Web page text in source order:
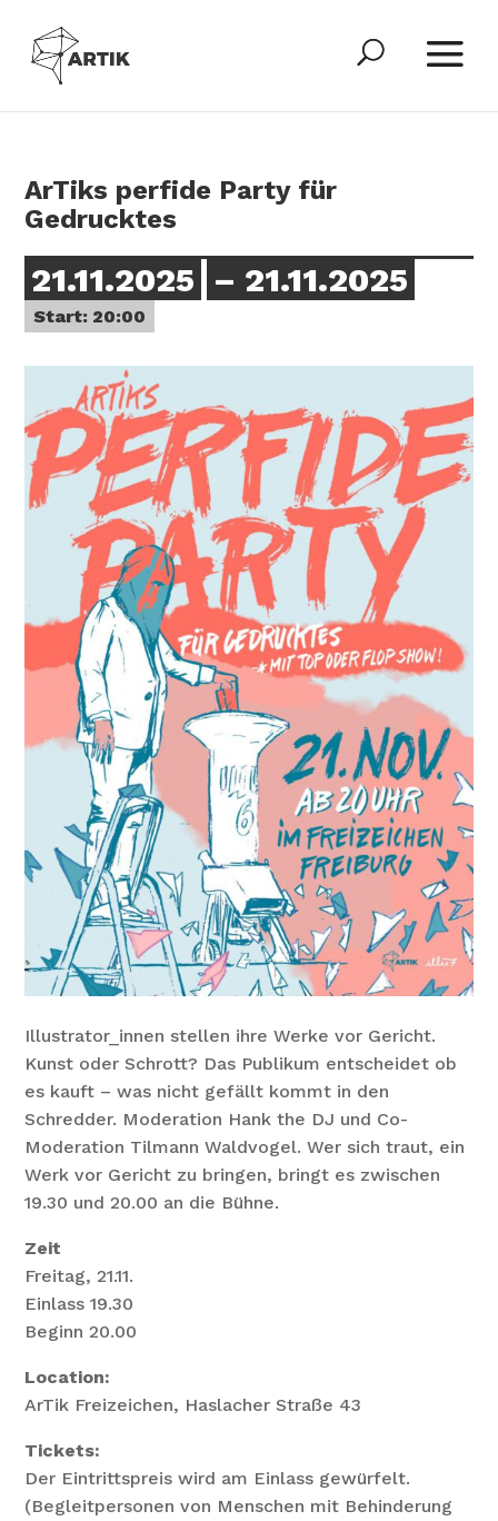
ArTiks perfide Party für
Gedrucktes
21.11.2025 – 21.11.2025
Start: 20:00
Illustrator_innen stellen ihre Werke vor Gericht.
Kunst oder Schrott? Das Publikum entscheidet ob
es kauft – was nicht gefällt kommt in den
Schredder. Moderation Hank the DJ und Co-
Moderation Tilmann Waldvogel. Wer sich traut, ein
Werk vor Gericht zu bringen, bringt es zwischen
19.30 und 20.00 an die Bühne.
Zeit
Freitag, 21.11.
Einlass 19.30
Beginn 20.00
Location:
ArTik Freizeichen, Haslacher Straße 43
Tickets:
Der Eintrittspreis wird am Einlass gewürfelt.
(Begleitpersonen von Menschen mit Behinderung